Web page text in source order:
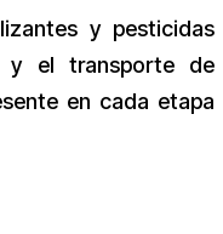
y pesticidas
y el transporte de
en cada etapa